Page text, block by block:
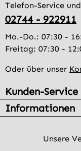
Telefon-Service
02744 - 922911
Mo.-Do.: 07:30 -
Freitag: 07:30 -
Oder über unser
Kunden-Service
Informationen
Unsere